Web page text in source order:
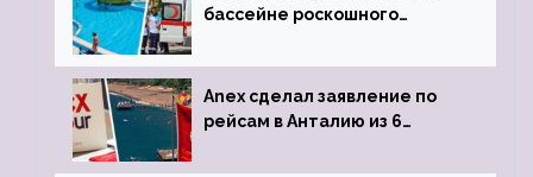
бассейне роскошного
Anex сделал заявление по
рейсам в Анталию из 6